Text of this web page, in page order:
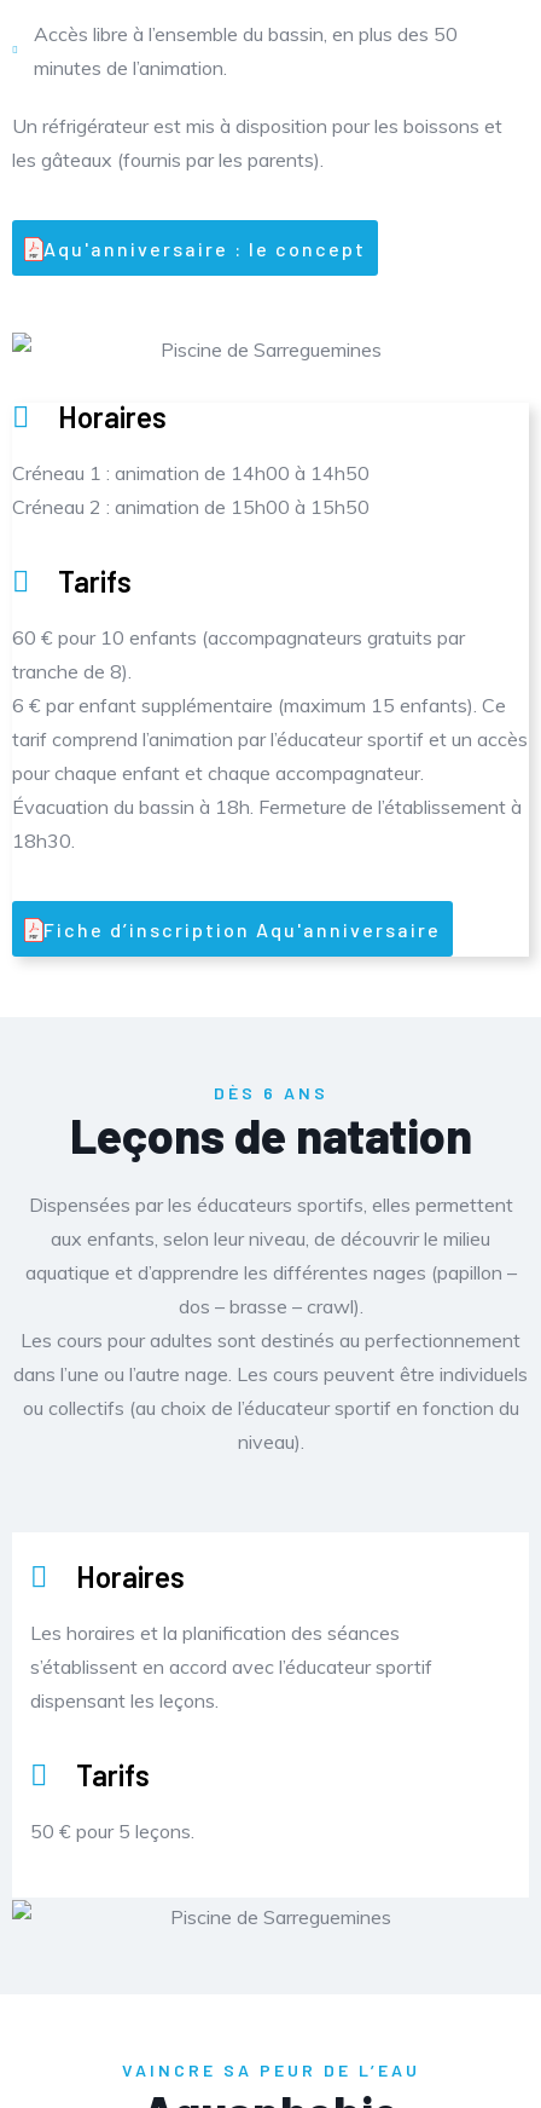
Accès libre à l’ensemble du bassin, en plus des 50
minutes de l’animation.
Un réfrigérateur est mis à disposition pour les boissons et
les gâteaux (fournis par les parents).
Aqu'anniversaire : le concept
Horaires
Créneau 1 : animation de 14h00 à 14h50
Créneau 2 : animation de 15h00 à 15h50
Tarifs
60 € pour 10 enfants (accompagnateurs gratuits par
tranche de 8).
6 € par enfant supplémentaire (maximum 15 enfants). Ce
tarif comprend l’animation par l’éducateur sportif et un accès
pour chaque enfant et chaque accompagnateur.
Évacuation du bassin à 18h. Fermeture de l’établissement à
18h30.
Fiche d’inscription Aqu'anniversaire
DÈS 6 ANS
Leçons de natation
Dispensées par les éducateurs sportifs, elles permettent
aux enfants, selon leur niveau, de découvrir le milieu
aquatique et d’apprendre les différentes nages (papillon –
dos – brasse – crawl).
Les cours pour adultes sont destinés au perfectionnement
dans l’une ou l’autre nage. Les cours peuvent être individuels
ou collectifs (au choix de l’éducateur sportif en fonction du
niveau).
Horaires
Les horaires et la planification des séances
s’établissent en accord avec l’éducateur sportif
dispensant les leçons.
Tarifs
50 € pour 5 leçons.
VAINCRE SA PEUR DE L’EAU